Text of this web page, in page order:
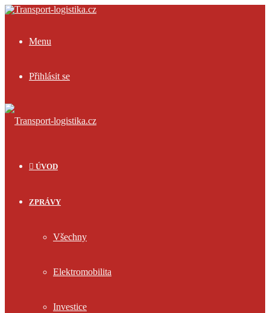
Menu
Přihlásit se
ÚVOD
ZPRÁVY
Všechny
Elektromobilita
Investice